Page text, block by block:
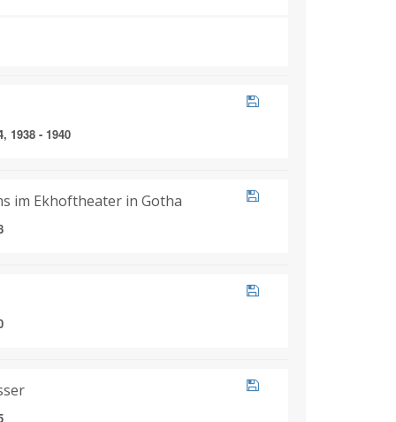
1938 - 1940
im Ekhoftheater in Gotha